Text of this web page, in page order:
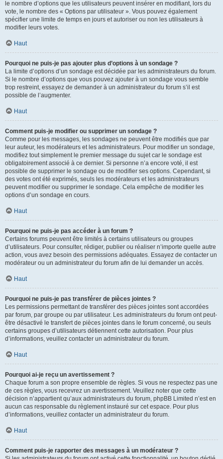
le nombre d’options que les utilisateurs peuvent insérer en modifiant, lors du
vote, le nombre des « Options par utilisateur ». Vous pouvez également
spécifier une limite de temps en jours et autoriser ou non les utilisateurs à
modifier leurs votes.
Haut
Pourquoi ne puis-je pas ajouter plus d’options à un sondage ?
La limite d’options d’un sondage est décidée par les administrateurs du forum.
Si le nombre d’options que vous pouvez ajouter à un sondage vous semble
trop restreint, essayez de demander à un administrateur du forum s’il est
possible de l’augmenter.
Haut
Comment puis-je modifier ou supprimer un sondage ?
Comme pour les messages, les sondages ne peuvent être modifiés que par
leur auteur, les modérateurs et les administrateurs. Pour modifier un sondage,
modifiez tout simplement le premier message du sujet car le sondage est
obligatoirement associé à ce dernier. Si personne n’a encore voté, il est
possible de supprimer le sondage ou de modifier ses options. Cependant, si
des votes ont été exprimés, seuls les modérateurs et les administrateurs
peuvent modifier ou supprimer le sondage. Cela empêche de modifier les
options d’un sondage en cours.
Haut
Pourquoi ne puis-je pas accéder à un forum ?
Certains forums peuvent être limités à certains utilisateurs ou groupes
d’utilisateurs. Pour consulter, rédiger, publier ou réaliser n’importe quelle autre
action, vous avez besoin des permissions adéquates. Essayez de contacter un
modérateur ou un administrateur du forum afin de lui demander un accès.
Haut
Pourquoi ne puis-je pas transférer de pièces jointes ?
Les permissions permettant de transférer des pièces jointes sont accordées
par forum, par groupe ou par utilisateur. Les administrateurs du forum ont peut-
être désactivé le transfert de pièces jointes dans le forum concerné, ou seuls
certains groupes d’utilisateurs détiennent cette autorisation. Pour plus
d’informations, veuillez contacter un administrateur du forum.
Haut
Pourquoi ai-je reçu un avertissement ?
Chaque forum a son propre ensemble de règles. Si vous ne respectez pas une
de ces règles, vous recevrez un avertissement. Veuillez noter que cette
décision n’appartient qu’aux administrateurs du forum, phpBB Limited n’est en
aucun cas responsable du règlement instauré sur cet espace. Pour plus
d’informations, veuillez contacter un administrateur du forum.
Haut
Comment puis-je rapporter des messages à un modérateur ?